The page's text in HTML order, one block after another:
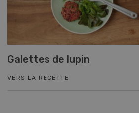
Galettes de lupin
VERS LA RECETTE